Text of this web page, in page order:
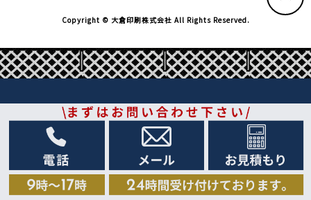
Copyright © 大倉印刷株式会社 All Rights Reserved.